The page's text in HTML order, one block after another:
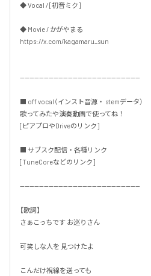
◆ Vocal / [初音ミク]
◆ Movie / かがやまる
https://x.com/kagamaru_sun
--------------------------------------------------
■ off vocal（インスト音源・ stemデータ）
歌ってみたや演奏動画で使ってね！
[ピアプロやDriveのリンク]
■ サブスク配信・各種リンク
[TuneCoreなどのリンク]
--------------------------------------------------
【歌詞】
さぁこっちです お巡りさん
可笑しな人を 見つけたよ
こんだけ視線を送っても